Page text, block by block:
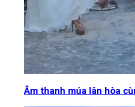
Âm thanh múa lân hòa